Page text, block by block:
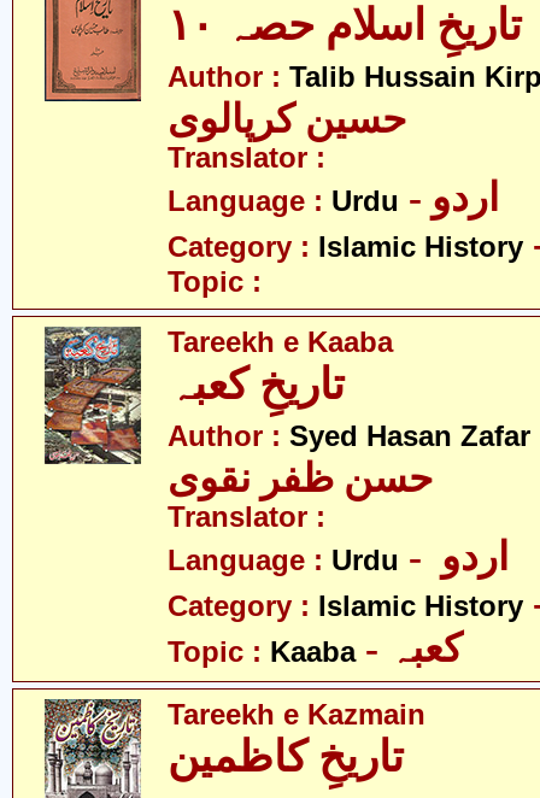
تاریخِ اسلام حصہ ۱۰
Author : Talib Hussain
حسین کرپالوی
Translator :
Language : Urdu - اردو
Category : Islamic History
Topic :
Tareekh e Kaaba
تاریخِ کعبہ
Author : Syed Hasan Zafar
حسن ظفر نقوی
Translator :
Language : Urdu
Category : Islamic History
Topic : Kaaba - کعبہ
Tareekh e Kazmain
تاریخِ کاظمین